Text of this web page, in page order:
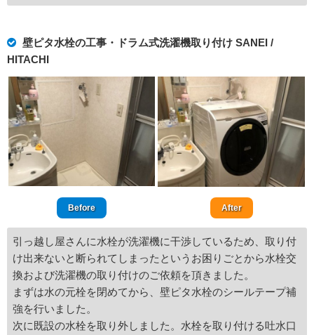
壁ピタ水栓の工事・ドラム式洗濯機取り付け SANEI /
HITACHI
Before After
引っ越し屋さんに水栓が洗濯機に干渉しているため、取り付
け出来ないと断られてしまったというお困りごとから水栓交
換および洗濯機の取り付けのご依頼を頂きました。
まずは水の元栓を閉めてから、壁ピタ水栓のシールテープ補
強を行いました。
次に既設の水栓を取り外しました。水栓を取り付ける吐水口